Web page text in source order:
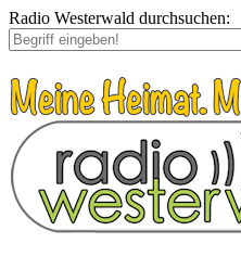
Radio Westerwald durchsuchen: